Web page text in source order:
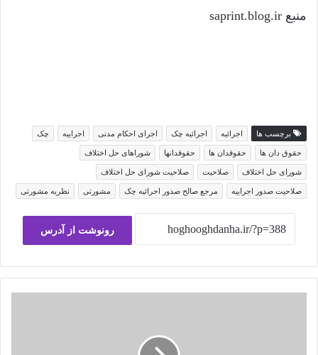
منبع saprint.blog.ir
برچسب ها اجرائیه اجرائیه چک اجرای احکام مدنی اجراییه چک
حقوق دان ها حقوقدان ها حقوقدانها شوراهای حل اختلاف
شورای حل اختلاف صلاحیت صلاحیت شورای حل اختلاف
صلاحیت صدور اجراییه مرجع صالح صدور اجرائیه چک مشورتی نظریه مشورتی
رونوشت از آدرس